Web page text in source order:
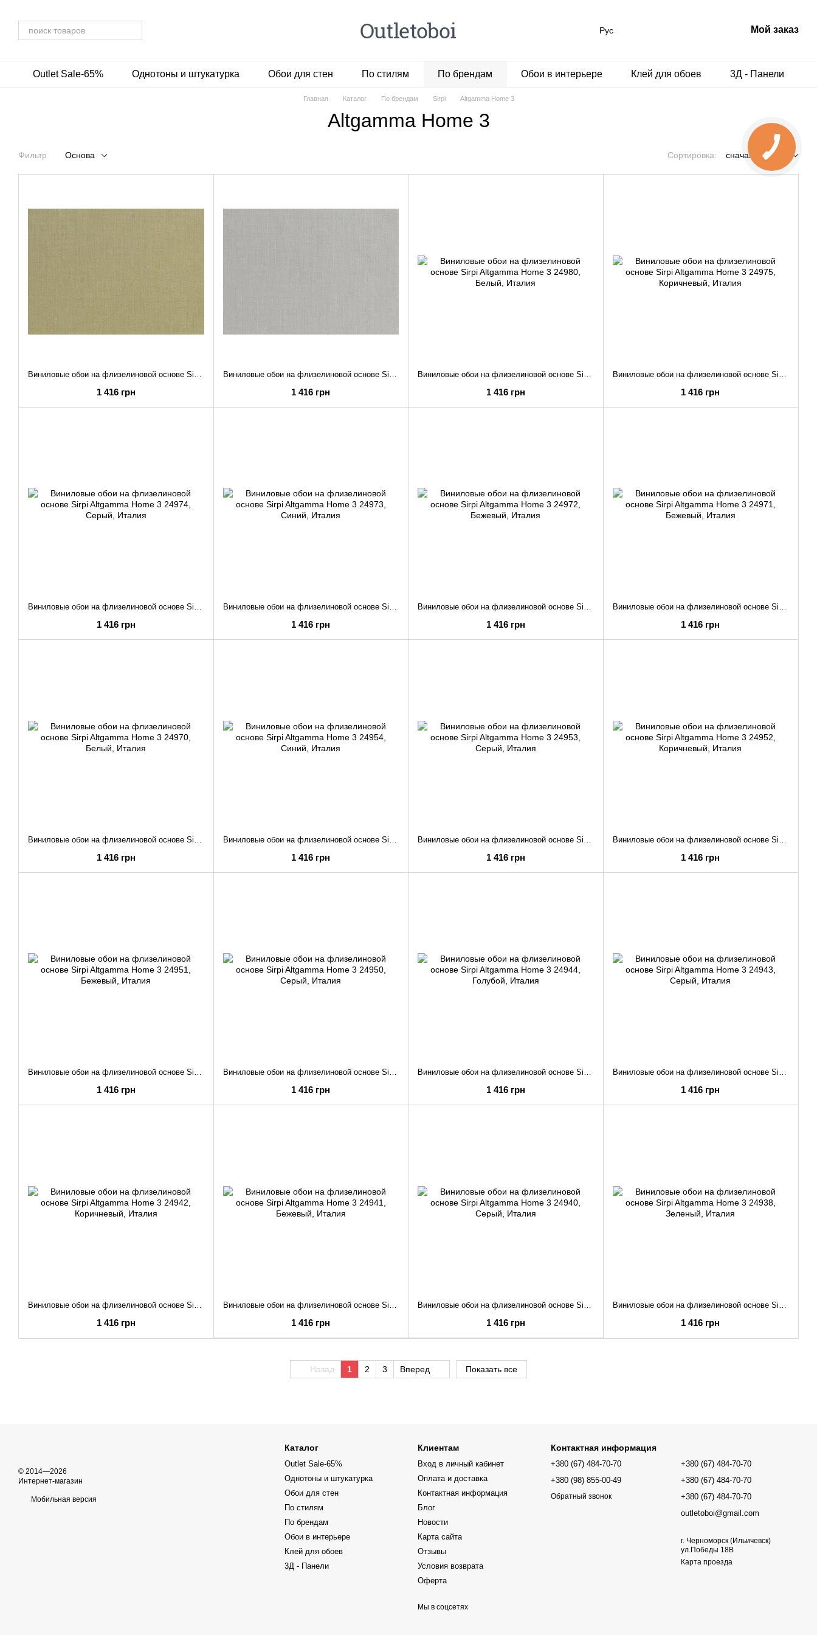
Рус Мой заказ
Outlet Sale-65% Однотоны и штукатурка Обои для стен По стилям По брендам Обои в интерьере Клей для обоев 3Д - Панели
Главная Каталог По брендам Sirpi Altgamma Home 3
Altgamma Home 3
Фильтр Основа Сортировка: сначала новые
1 416 грн 1 416 грн 1 416 грн 1 416 грн
Виниловые обои на флизелиновой основе Sirpi Altgamma Home 3 24974
1 416 грн
Виниловые обои на флизелиновой основе Sirpi Altgamma Home 3 24973
1 416 грн
Виниловые обои на флизелиновой основе Sirpi Altgamma Home 3 24972
1 416 грн
Виниловые обои на флизелиновой основе Sirpi Altgamma Home 3 24971
1 416 грн
1 416 грн 1 416 грн 1 416 грн 1 416 грн
Виниловые обои на флизелиновой основе Sirpi Altgamma Home 3 24951
1 416 грн
Виниловые обои на флизелиновой основе Sirpi Altgamma Home 3 24950
1 416 грн
Виниловые обои на флизелиновой основе Sirpi Altgamma Home 3 24944
1 416 грн
Виниловые обои на флизелиновой основе Sirpi Altgamma Home 3 24943
1 416 грн
1 416 грн 1 416 грн 1 416 грн 1 416 грн
Назад 1 2 3 Вперед Показать все
© 2014—2026
Интернет-магазин
Мобильная версия
Каталог
Outlet Sale-65%
Однотоны и штукатурка
Обои для стен
По стилям
По брендам
Обои в интерьере
Клей для обоев
3Д - Панели
Клиентам
Вход в личный кабинет
Оплата и доставка
Контактная информация
Блог
Новости
Карта сайта
Отзывы
Условия возврата
Оферта
Мы в соцсетях
Контактная информация
+380 (67) 484-70-70
+380 (98) 855-00-49
Обратный звонок
+380 (67) 484-70-70
+380 (67) 484-70-70
+380 (67) 484-70-70
outletoboi@gmail.com
г. Черноморск (Ильичевск)
ул.Победы 18В
Карта проезда